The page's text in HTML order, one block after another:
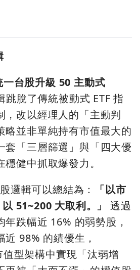
股升級 50 主動式
跳脫了傳統被動式 ETF 指
，改以經理人的「主動判
略並非單純持有市值最大的
套「三層篩選」與「四大優
健中抓取爆發力。
輯可以總結為：
「以市
51~200 大取利。」
透過
跌幅近 16% 的弱勢股，
98% 的績優生，
型架構中實現「汰弱增